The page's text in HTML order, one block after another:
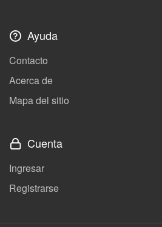
Ayuda
Contacto
Acerca de
Mapa del sitio
Cuenta
Ingresar
Registrarse